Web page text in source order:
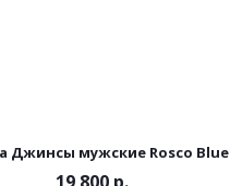
Джинсы мужские Rosco Blue